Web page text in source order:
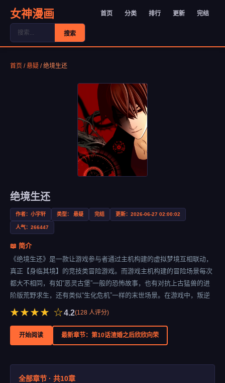
女神漫画 首页 分类 排行 更新 完结
搜索
首页 /悬疑 /绝境生还
绝境生还
作者：小宇轩 类型： 悬疑 完结 更新：2026-06-27 02:00:02
人气：266447
📖 简介
《绝境生还》是一款让游戏参与者通过主机构建的虚拟梦境互相联动，
真正【身临其境】的竞技类冒险游戏。而游戏主机构建的冒险场景每次
都大不相同，有如“恶灵古堡”一般的恐怖故事，也有对抗上古猛兽的进
阶版荒野求生，还有类似“生化危机”一样的末世场景。在游戏中，叛逆
不羁、酷爱吐槽的女主机缘巧合之下邂逅了神秘的失忆男主，并开启了
活。展开
★★★★ ☆4.2(128 人评分)
开始阅读 最新章节：第10话渣婚之后欣欣向荣
全部章节 · 共10章